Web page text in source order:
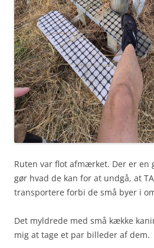
Ruten var flot afmærket. Der er en
gør hvad de kan for at undgå, at
transportere forbi de små byer i
Det myldrede med små kække
mig at tage et par billeder af dem.